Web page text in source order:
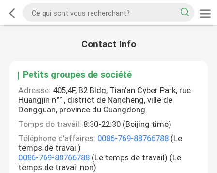
Contact Info
Petits groupes de société
Adresse: 405,4F, B2 Bldg, Tian'an Cyber Park, rue
Huangjin n°1, district de Nancheng, ville de
Dongguan, province du Guangdong
Temps de travail: 8:30-22:30 (Beijing time)
Téléphone d'affaires: 0086-769-88766788 (Le
temps de travail)
0086-769-88766788 (Le temps de travail) (Le
temps de travail non)